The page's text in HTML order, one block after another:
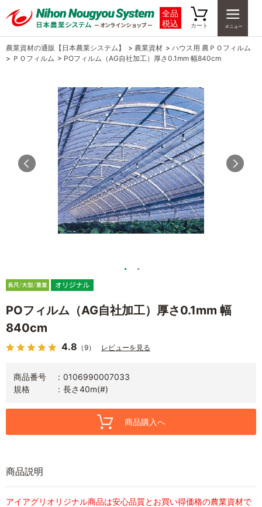
全品
税込
カート
農業資材の通販【日本農業システム】 > 農業資材 > ハウス用 農ＰＯフィルム
> ＰＯフィルム > POフィルム（AG自社加工）厚さ0.1mm 幅840cm
POフィルム（AG自社加工）厚さ0.1mm 幅
840cm
4.8 （9） レビューを見る
商品番号
0106990007033
規格
長さ40m(#)
商品購入へ
商品説明
アイアグリオリジナル商品は安心品質とお買い得価格の農業資材で